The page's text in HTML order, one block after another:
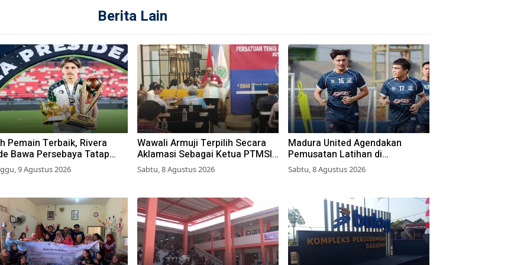
Berita Lain
Pemain Terbaik, Rivera
Bawa Persebaya Tatap
2026-2027
9 Agustus 2026
Wawali Armuji Terpilih Secara
Aklamasi Sebagai Ketua PTMSI
Kota Surabaya
Sabtu, 8 Agustus 2026
Madura United Agendakan
Pemusatan Latihan di
Yogyakarta
Sabtu, 8 Agustus 2026